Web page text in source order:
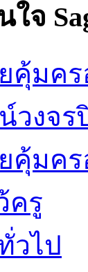
ใจ
คุ้มค
วงจร
คุ้มค
ครู
วไป